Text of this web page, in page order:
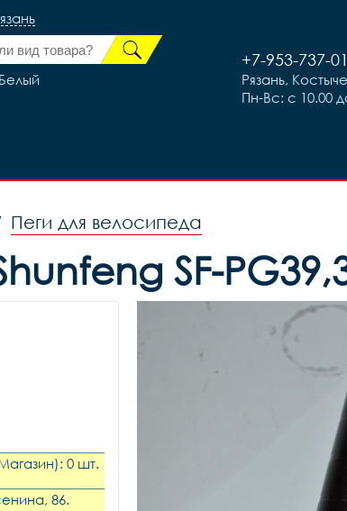
+7-953-737-
Рязань,
Пн-Вс: с 10.00
Пеги для велосипеда
SF-
0 шт.
86.